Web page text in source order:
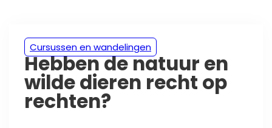
Cursussen en wandelingen
Hebben de natuur en
wilde dieren recht op
rechten?